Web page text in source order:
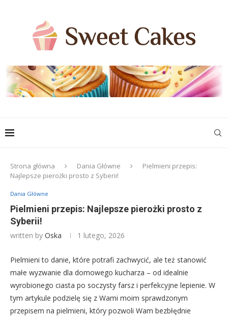
Strona główna Dania Główne
Pielmieni przepis:
Najlepsze pierożki prosto z Syberii!
Dania Główne
Pielmieni przepis: Najlepsze pierożki prosto z
Syberii!
written by Oska 1 lutego, 2026
Pielmieni to danie, które potrafi zachwycić, ale też stanowić
małe wyzwanie dla domowego kucharza – od idealnie
wyrobionego ciasta po soczysty farsz i perfekcyjne lepienie. W
tym artykule podzielę się z Wami moim sprawdzonym
przepisem na pielmieni, który pozwoli Wam bezbłędnie